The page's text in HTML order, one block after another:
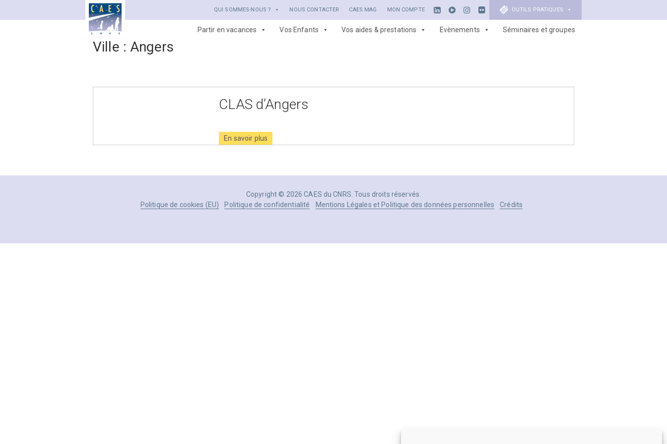
QUI SOMMES-NOUS ? NOUS CONTACTER CAES MAG MON COMPTE OUTILS PRATIQUES
Partir en vacances Vos Enfants Vos aides & prestations Evènements Séminaires et groupes
Ville : Angers
CLAS d’Angers
En savoir plus
Copyright © 2026 CAES du CNRS. Tous droits réservés.
Politique de cookies (EU)
Politique de confidentialité Mentions Légales et Politique des données personnelles Crédits